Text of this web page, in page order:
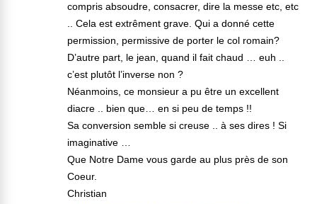
compris absoudre, consacrer, dire la messe etc, etc
.. Cela est extrêment grave. Qui a donné cette
permission, permissive de porter le col romain?
D’autre part, le jean, quand il fait chaud … euh ..
c’est plutôt l’inverse non ?
Néanmoins, ce monsieur a pu être un excellent
diacre .. bien que… en si peu de temps !!
Sa conversion semble si creuse .. à ses dires ! Si
imaginative …
Que Notre Dame vous garde au plus près de son
Coeur.
Christian